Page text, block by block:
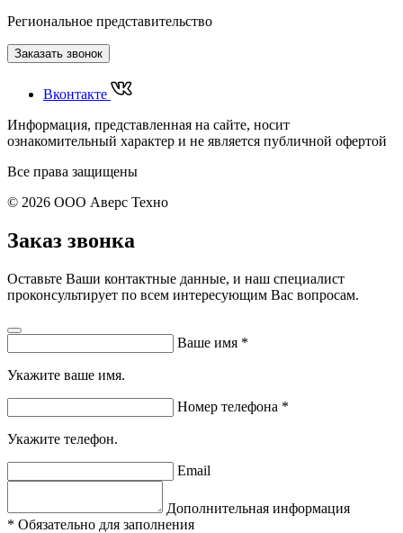
Региональное представительство
Заказать звонок
Вконтакте
Информация, представленная на сайте, носит
ознакомительный характер и не является публичной офертой
Все права защищены
© 2026 ООО Аверс Техно
Заказ звонка
Оставьте Ваши контактные данные, и наш специалист
проконсультирует по всем интересующим Вас вопросам.
Ваше имя *
Укажите ваше имя.
Номер телефона *
Укажите телефон.
Email
Дополнительная информация
* Обязательно для заполнения